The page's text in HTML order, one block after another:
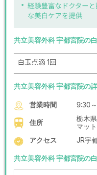
経験豊富なドクター
な美白ケアを提供
共立美容外科 宇都宮院の
白玉点滴 1回
共立美容外科 宇都宮院の
営業時間 9:30
住所
栃木
マッ
アクセス
JR宇
共立美容外科 宇都宮院の